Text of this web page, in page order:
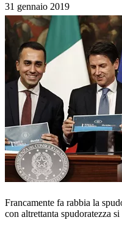
31 gennaio 2019
Francamente fa rabbia la
con altrettanta spudoratezza